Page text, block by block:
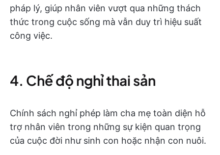
pháp lý, giúp nhân viên vượt qua những thách
thức trong cuộc sống mà vẫn duy trì hiệu suất
công việc.
4. Chế độ nghỉ thai sản
Chính sách nghỉ phép làm cha mẹ toàn diện hỗ
trợ nhân viên trong những sự kiện quan trọng
của cuộc đời như sinh con hoặc nhận con nuôi.